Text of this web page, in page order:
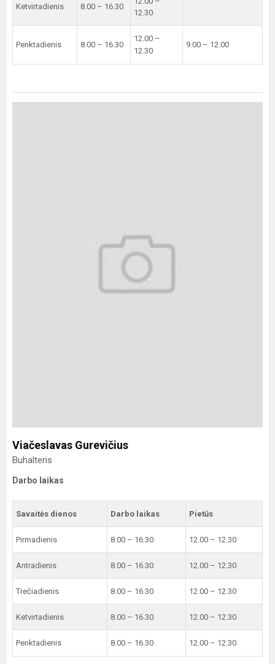
Ketvirtadienis 8.00 – 16.30
12.30
Penktadienis 8.00 – 16.30
12.00 –
12.30
9.00 – 12.00
Viačeslavas Gurevičius
Buhalteris
Darbo laikas
Savaitės dienos Darbo laikas Pietūs
Pirmadienis 8.00 – 16.30 12.00 – 12.30
Antradienis 8.00 – 16.30 12.00 – 12.30
Trečiadienis 8.00 – 16.30 12.00 – 12.30
Ketvirtadienis 8.00 – 16.30 12.00 – 12.30
Penktadienis 8.00 – 16.30 12.00 – 12.30